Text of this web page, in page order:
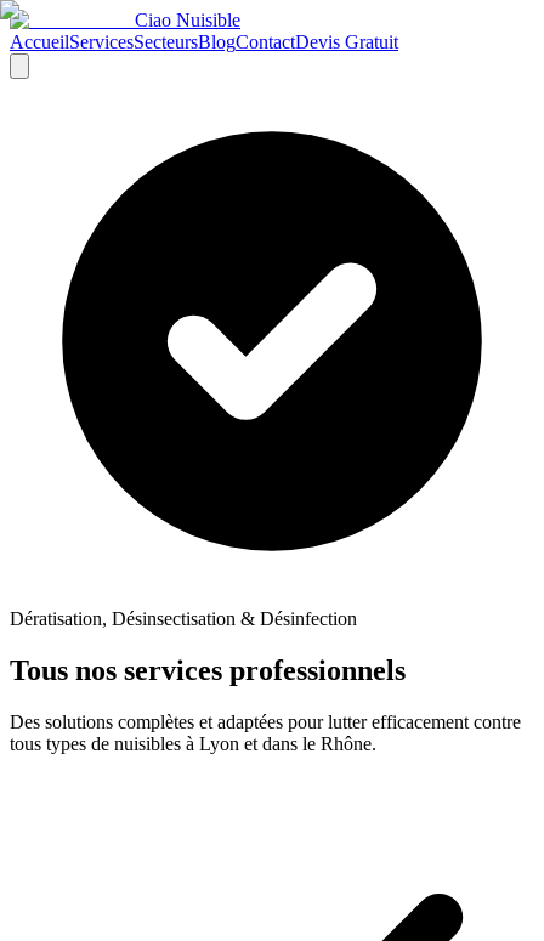
Ciao Nuisible
AccueilServicesSecteursBlogContactDevis Gratuit
Dératisation, Désinsectisation & Désinfection
Tous nos services professionnels
Des solutions complètes et adaptées pour lutter efficacement contre
tous types de nuisibles à Lyon et dans le Rhône.